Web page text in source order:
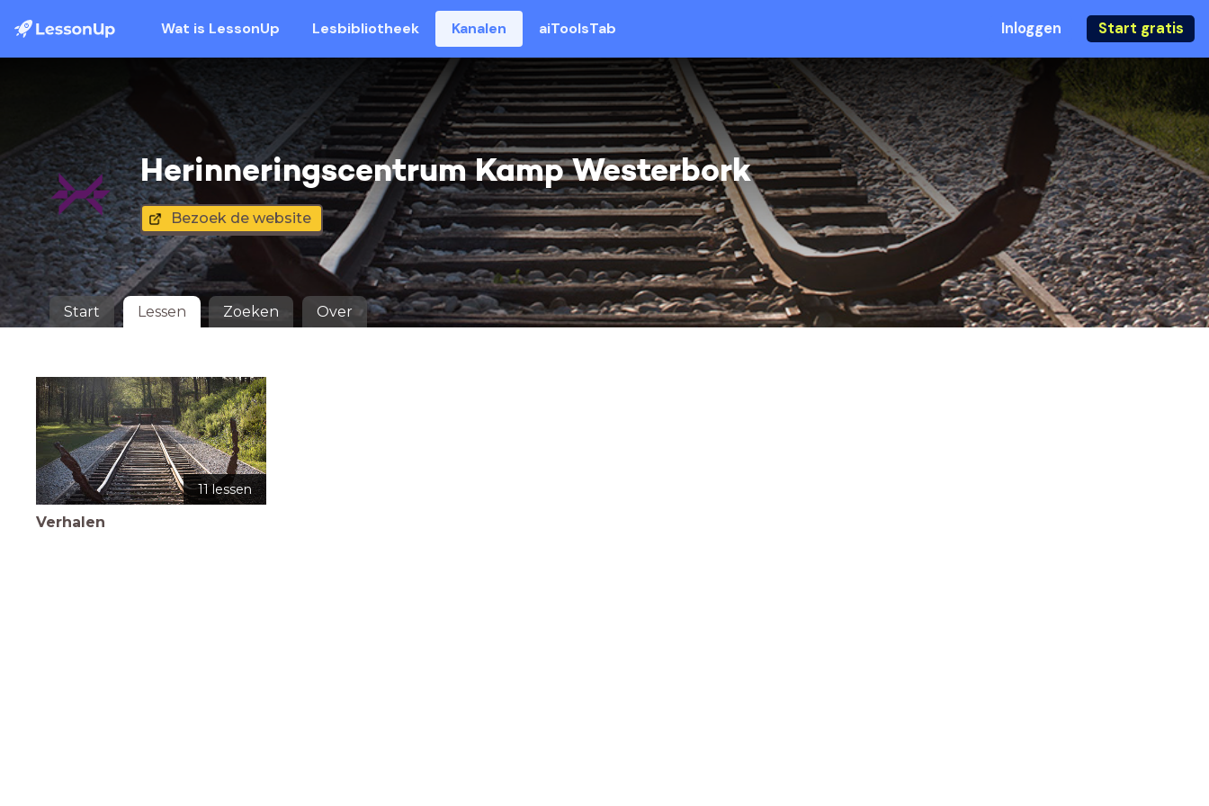
Wat is LessonUp Lesbibliotheek Kanalen aiToolsTab Inloggen Start gratis
Herinneringscentrum Kamp Westerbork
Bezoek de website
Start Lessen Zoeken Over
11 lessen
Verhalen